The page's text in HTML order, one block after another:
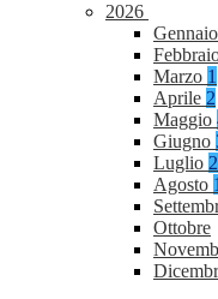
2026
Gennaio
Marzo 1
Aprile 2
Maggio
Giugno
Luglio 2
Agosto 1
Ottobre